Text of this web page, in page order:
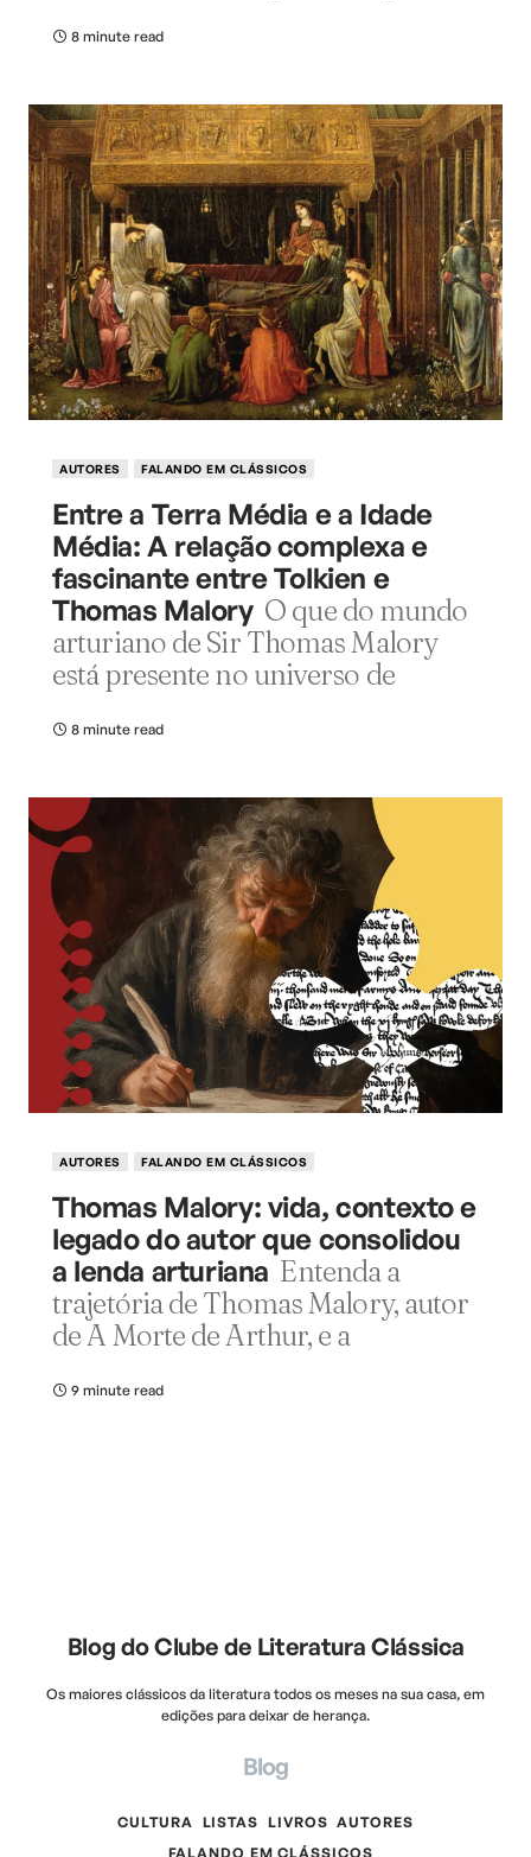
8 minute read
AUTORES FALANDO EM CLÁSSICOS
Entre a Terra Média e a Idade
Média: A relação complexa e
fascinante entre Tolkien e
Thomas Malory O que do mundo
arturiano de Sir Thomas Malory
está presente no universo de
8 minute read
AUTORES FALANDO EM CLÁSSICOS
Thomas Malory: vida, contexto e
legado do autor que consolidou
a lenda arturiana Entenda a
trajetória de Thomas Malory, autor
de A Morte de Arthur, e a
9 minute read
Blog do Clube de Literatura Clássica
Os maiores clássicos da literatura todos os meses na sua casa, em
edições para deixar de herança.
Blog
CULTURA LISTAS LIVROS AUTORES
FALANDO EM CLÁSSICOS